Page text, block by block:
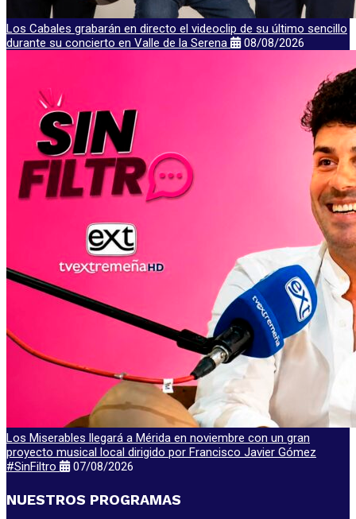
Los Cabales grabarán en directo el videoclip de su último sencillo
durante su concierto en Valle de la Serena
08/08/2026
Los Miserables llegará a Mérida en noviembre con un gran
proyecto musical local dirigido por Francisco Javier Gómez
#SinFiltro
07/08/2026
NUESTROS PROGRAMAS